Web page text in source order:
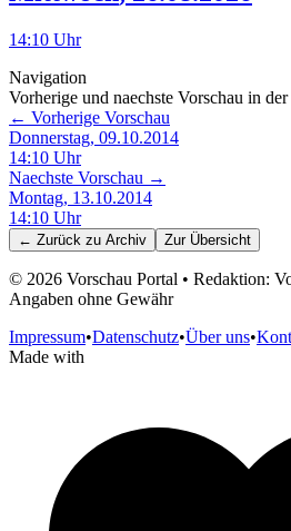
14:10 Uhr
Navigation
Vorherige und naechste Vorschau in
← Vorherige Vorschau
Donnerstag, 09.10.2014
14:10 Uhr
Naechste Vorschau →
Montag, 13.10.2014
14:10 Uhr
← Zurück zu Archiv Zur Übersicht
© 2026 Vorschau Portal • Redaktion:
Angaben ohne Gewähr
Impressum•Datenschutz•Über uns•
Made with